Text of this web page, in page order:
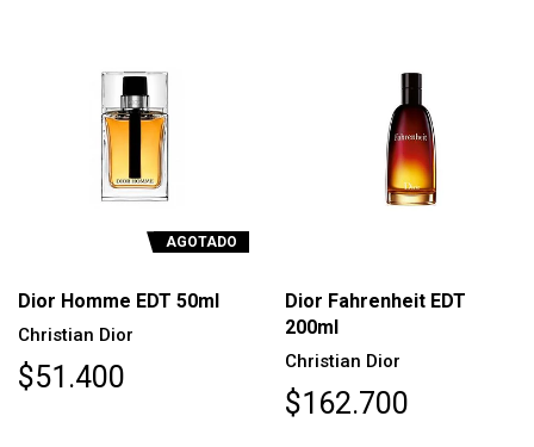
AGOTADO
Dior Homme EDT 50ml
Christian Dior
$51.400
Dior Fahrenheit EDT
200ml
Christian Dior
$162.700